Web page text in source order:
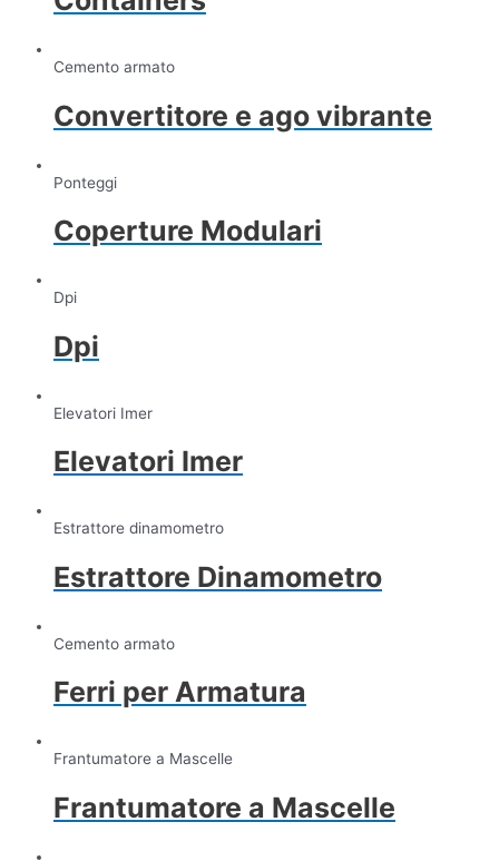
Cemento armato
Convertitore e ago vibrante
Ponteggi
Coperture Modulari
Dpi
Dpi
Elevatori Imer
Elevatori Imer
Estrattore dinamometro
Estrattore Dinamometro
Cemento armato
Ferri per Armatura
Frantumatore a Mascelle
Frantumatore a Mascelle